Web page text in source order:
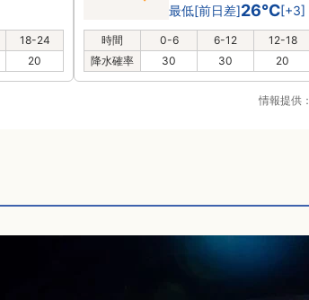
18-24
20
最低[前日差]26℃[+3]
時間 0-6 6-12 12-18
降水確率
30 30 20
情報提供：